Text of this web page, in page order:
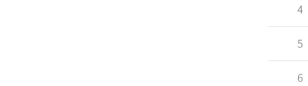
4
5
6